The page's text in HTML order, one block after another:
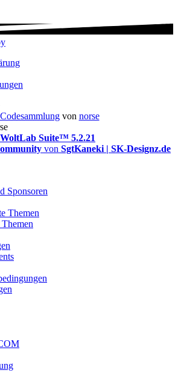
von norse
WoltLab Suite™ 5.2.21
von SgtKaneki | SK-Designz.de
Sponsoren
Themen